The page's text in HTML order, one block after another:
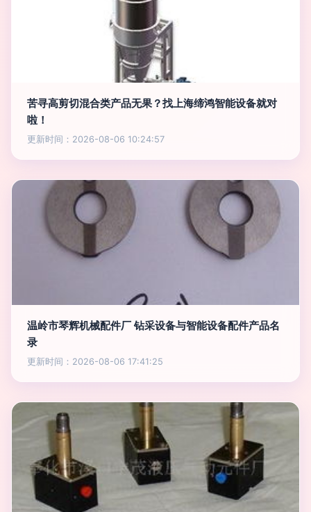
苦寻高剪切混合类产品无果？找上海缔鸿智能设备就对
啦！
更新时间：2026-08-06 10:24:57
温岭市琴辉机械配件厂 钻采设备与智能设备配件产品名
录
更新时间：2026-08-06 17:41:25